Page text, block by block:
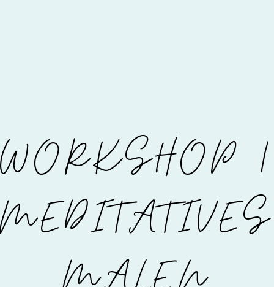
WORKSHOP |
MEDITATIVES